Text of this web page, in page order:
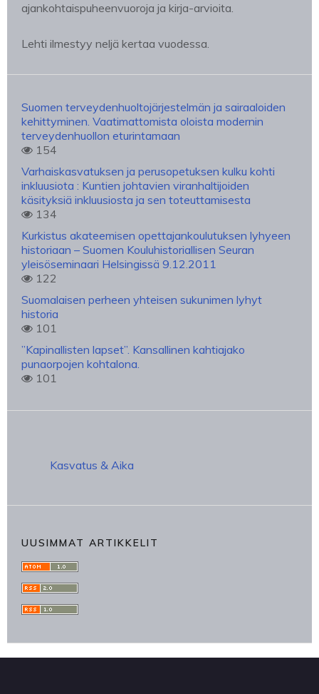
ajankohtaispuheenvuoroja ja kirja-arvioita.
Lehti ilmestyy neljä kertaa vuodessa.
Suomen terveydenhuoltojärjestelmän ja sairaaloiden
kehittyminen. Vaatimattomista oloista modernin
terveydenhuollon eturintamaan
154
Varhaiskasvatuksen ja perusopetuksen kulku kohti
inkluusiota : Kuntien johtavien viranhaltijoiden
käsityksiä inkluusiosta ja sen toteuttamisesta
134
Kurkistus akateemisen opettajankoulutuksen lyhyeen
historiaan – Suomen Kouluhistoriallisen Seuran
yleisöseminaari Helsingissä 9.12.2011
122
Suomalaisen perheen yhteisen sukunimen lyhyt
historia
101
”Kapinallisten lapset”. Kansallinen kahtiajako
punaorpojen kohtalona.
101
Kasvatus & Aika
UUSIMMAT ARTIKKELIT